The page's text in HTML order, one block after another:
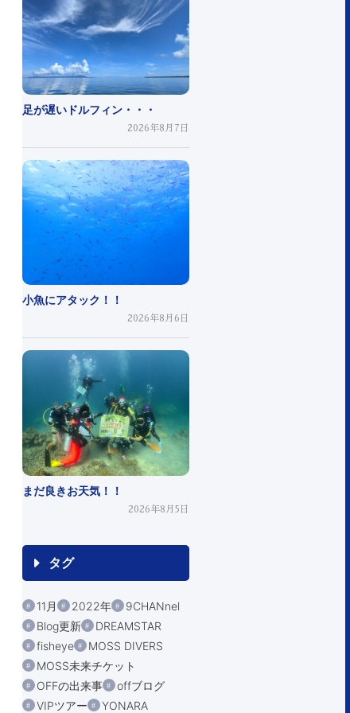
足が遅いドルフィン・・・
2026年8月7日
小魚にアタック！！
2026年8月6日
まだ良きお天気！！
2026年8月5日
タグ
11月 2022年
9CHANnel
Blog更新
DREAMSTAR
fisheye
MOSS DIVERS
MOSS未来チケット
OFFの出来事
offブログ
VIPツアー
YONARA